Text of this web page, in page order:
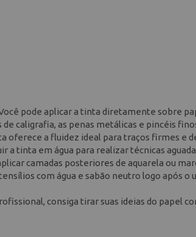
pode aplicar a tinta diretamente sobre
caligrafia, as penas metálicas e pincéis
oferece a fluidez ideal para traços firmes e
a tinta em água para realizar técnicas
camadas posteriores de aquarela ou
com água e sabão neutro logo após o
consiga tirar suas ideias do papel